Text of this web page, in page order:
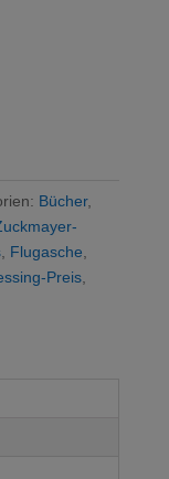
Bücher,
, Flugasche,
Preis,